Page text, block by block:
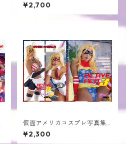
¥2,700
仮面アメリカコスプレ写真集
第3弾＜冊子版/ROM版＞
¥2,300